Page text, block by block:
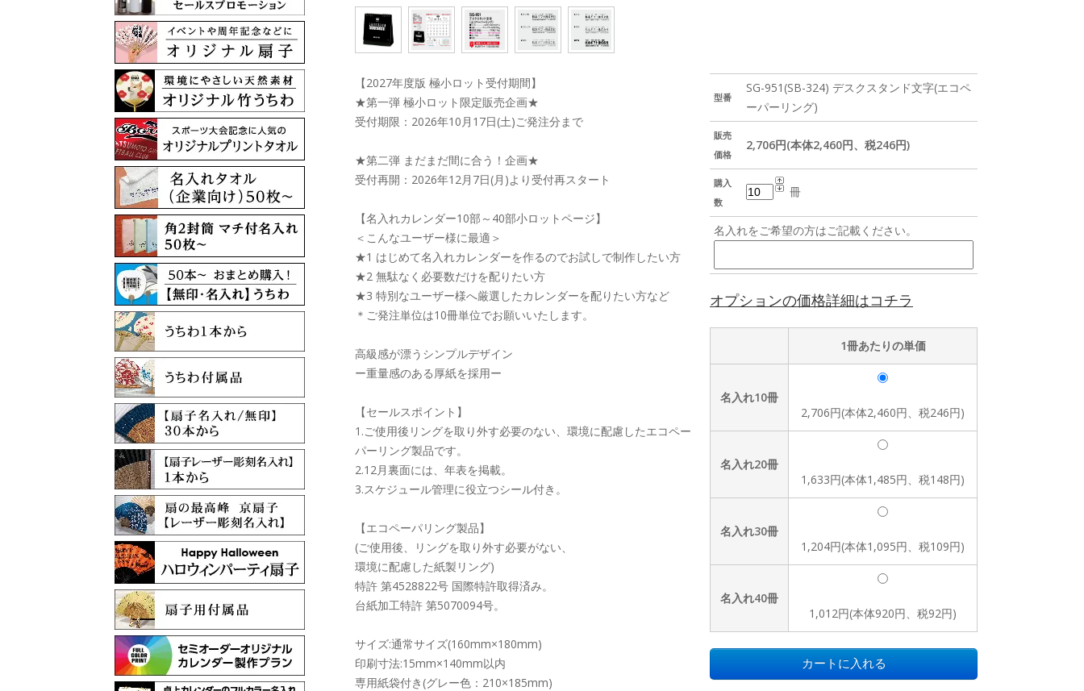
型番
SG-951(SB-324) デスクスタンド文字(エコペ
ーパーリング)
販売
価格
2,706円(本体2,460円、税246円)
購入
数
冊
名入れをご希望の方はご記載ください。
オプションの価格詳細はコチラ
1冊あたりの単価
名入れ10冊
2,706円(本体2,460円、税246円)
名入れ20冊
1,633円(本体1,485円、税148円)
名入れ30冊
1,204円(本体1,095円、税109円)
名入れ40冊
1,012円(本体920円、税92円)
【2027年度版 極小ロット受付期間】
★第一弾 極小ロット限定販売企画★
受付期限：2026年10月17日(土)ご発注分まで
★第二弾 まだまだ間に合う！企画★
受付再開：2026年12月7日(月)より受付再スタート
【名入れカレンダー10部～40部小ロットページ】
＜こんなユーザー様に最適＞
★1 はじめて名入れカレンダーを作るのでお試しで制作したい方
★2 無駄なく必要数だけを配りたい方
★3 特別なユーザー様へ厳選したカレンダーを配りたい方など
＊ご発注単位は10冊単位でお願いいたします。
高級感が漂うシンプルデザイン
ー重量感のある厚紙を採用ー
【セールスポイント】
1.ご使用後リングを取り外す必要のない、環境に配慮したエコペー
パーリング製品です。
2.12月裏面には、年表を掲載。
3.スケジュール管理に役立つシール付き。
【エコペーパリング製品】
(ご使用後、リングを取り外す必要がない、
環境に配慮した紙製リング)
特許 第4528822号 国際特許取得済み。
台紙加工特許 第5070094号。
サイズ:通常サイズ(160mm×180mm)
印刷寸法:15mm×140mm以内
専用紙袋付き(グレー色：210×185mm)